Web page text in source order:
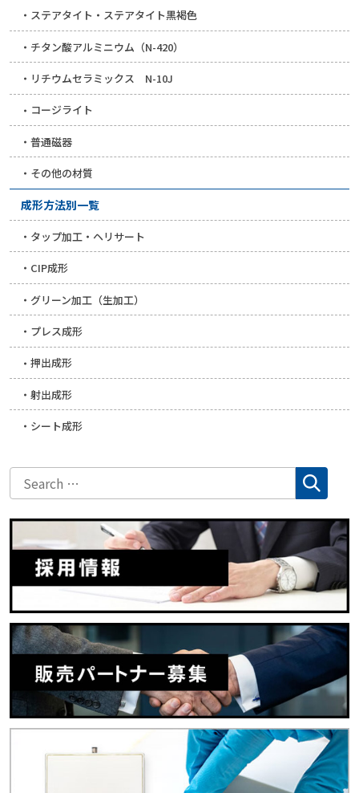
ステアタイト・ステアタイト黒褐色
チタン酸アルミニウム（N-420）
リチウムセラミックス N-10J
コージライト
普通磁器
その他の材質
成形方法別一覧
タップ加工・ヘリサート
CIP成形
グリーン加工（生加工）
プレス成形
押出成形
射出成形
シート成形